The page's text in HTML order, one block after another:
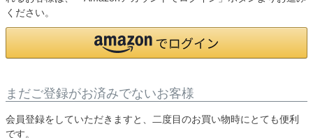
ください。
まだご登録がお済みでないお客様
会員登録をしていただきますと、二度目のお買い物時にとても便利
です。